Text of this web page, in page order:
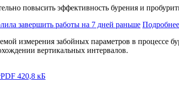
повысить эффективность бурения и
завершить работы на 7 дней раньше Подробнее
измерения забойных параметров в процессе
вертикальных интервалов.
PDF 420,8 кБ